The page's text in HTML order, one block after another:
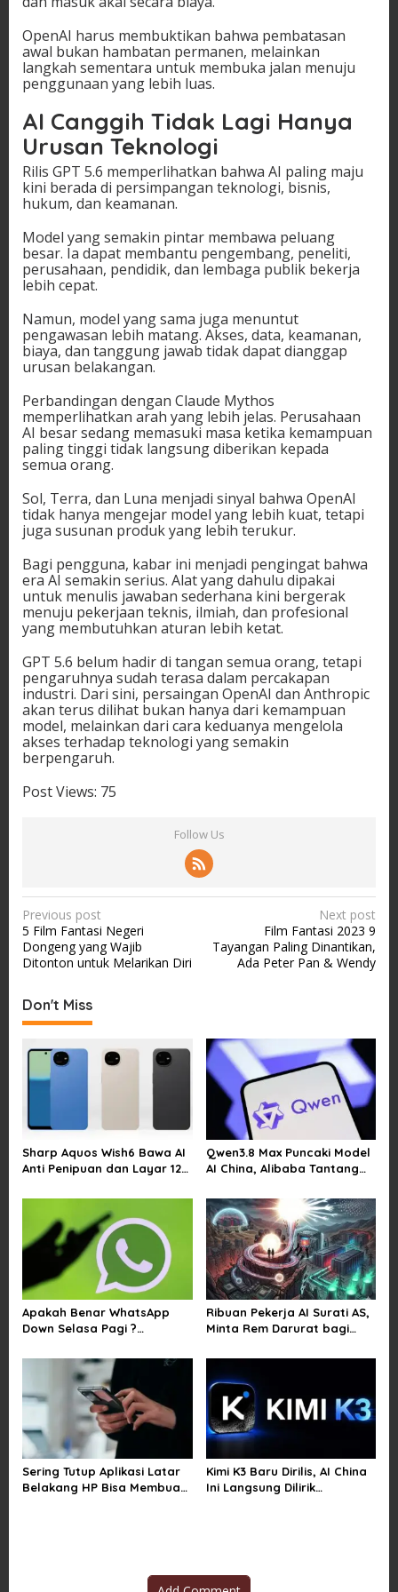
OpenAI harus membuktikan bahwa pembatasan
awal bukan hambatan permanen, melainkan
langkah sementara untuk membuka jalan menuju
penggunaan yang lebih luas.
AI Canggih Tidak Lagi Hanya
Urusan Teknologi
Rilis GPT 5.6 memperlihatkan bahwa AI paling maju
kini berada di persimpangan teknologi, bisnis,
hukum, dan keamanan.
Model yang semakin pintar membawa peluang
besar. Ia dapat membantu pengembang, peneliti,
perusahaan, pendidik, dan lembaga publik bekerja
lebih cepat.
Namun, model yang sama juga menuntut
pengawasan lebih matang. Akses, data, keamanan,
biaya, dan tanggung jawab tidak dapat dianggap
urusan belakangan.
Perbandingan dengan Claude Mythos
memperlihatkan arah yang lebih jelas. Perusahaan
AI besar sedang memasuki masa ketika kemampuan
paling tinggi tidak langsung diberikan kepada
semua orang.
Sol, Terra, dan Luna menjadi sinyal bahwa OpenAI
tidak hanya mengejar model yang lebih kuat, tetapi
juga susunan produk yang lebih terukur.
Bagi pengguna, kabar ini menjadi pengingat bahwa
era AI semakin serius. Alat yang dahulu dipakai
untuk menulis jawaban sederhana kini bergerak
menuju pekerjaan teknis, ilmiah, dan profesional
yang membutuhkan aturan lebih ketat.
GPT 5.6 belum hadir di tangan semua orang, tetapi
pengaruhnya sudah terasa dalam percakapan
industri. Dari sini, persaingan OpenAI dan Anthropic
akan terus dilihat bukan hanya dari kemampuan
model, melainkan dari cara keduanya mengelola
akses terhadap teknologi yang semakin
berpengaruh.
Post Views: 75
Follow Us
P
o
s
n
a
t
n
Previous post
5 Film Fantasi Negeri
Dongeng yang Wajib
Ditonton untuk Melarikan Diri
Next post
Film Fantasi 2023 9
Tayangan Paling Dinantikan,
Ada Peter Pan & Wendy
Don't Miss
Sharp Aquos Wish6 Bawa AI
Anti Penipuan dan Layar 120
Qwen3.8 Max Puncaki Model
AI China, Alibaba Tantang
Apakah Benar WhatsApp
Down Selasa Pagi ?
Gambar dan Video di
Sejumlah Wilayah
Ribuan Pekerja AI Surati AS,
Minta Rem Darurat bagi
Sering Tutup Aplikasi Latar
Belakang HP Bisa Membuat
Kimi K3 Baru Dirilis, AI China
Ini Langsung Dilirik